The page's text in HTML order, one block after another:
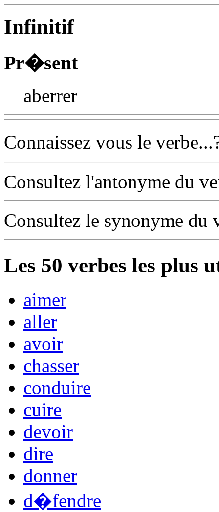
Infinitif
Pr�sent
aberrer
Connaissez vous le
Consultez l'antonyme du
Consultez le synonyme du
Les 50 verbes les plus
aimer
aller
avoir
chasser
conduire
cuire
devoir
dire
donner
d�fendre